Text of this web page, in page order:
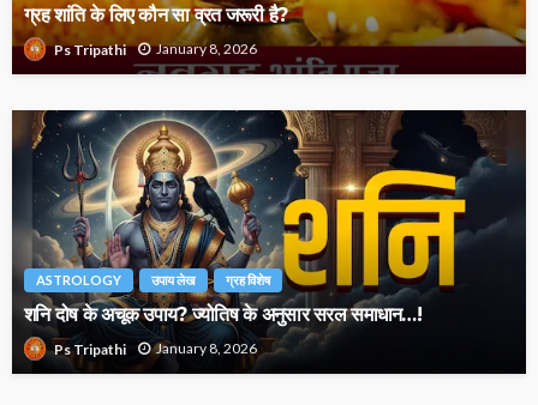
ग्रह शांति के लिए कौन सा व्रत जरूरी है?
Ps Tripathi January 8, 2026
ASTROLOGY उपाय लेख ग्रह विशेष
शनि दोष के अचूक उपाय? ज्योतिष के अनुसार सरल समाधान…!
Ps Tripathi January 8, 2026